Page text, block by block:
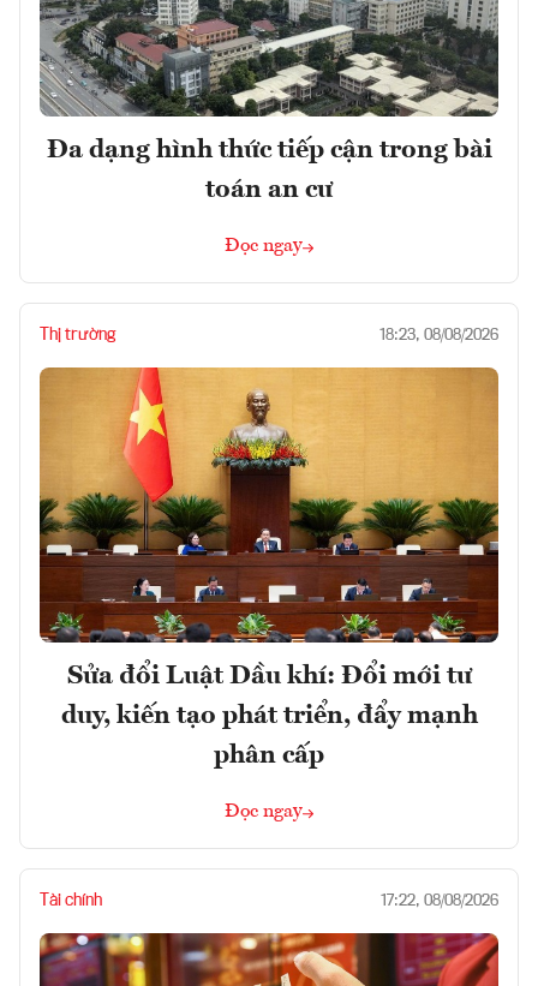
Đa dạng hình thức tiếp cận trong bài
toán an cư
Đọc ngay
Thị trường 18:23, 08/08/2026
Sửa đổi Luật Dầu khí: Đổi mới tư
duy, kiến tạo phát triển, đẩy mạnh
phân cấp
Đọc ngay
Tài chính 17:22, 08/08/2026